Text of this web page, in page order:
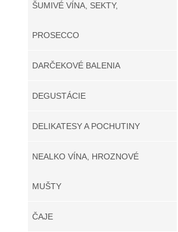
ŠUMIVÉ VÍNA, SEKTY,
PROSECCO
DARČEKOVÉ BALENIA
DEGUSTÁCIE
DELIKATESY A POCHUTINY
NEALKO VÍNA, HROZNOVÉ
MUŠTY
ČAJE